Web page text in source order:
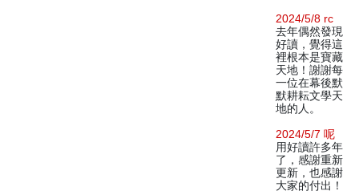
2024/5/8 rc
去年偶然發現
好讀，覺得這
裡根本是寶藏
天地！謝謝每
一位在幕後默
默耕耘文學天
地的人。
2024/5/7 呢
用好讀許多年
了，感謝重新
更新，也感謝
大家的付出！